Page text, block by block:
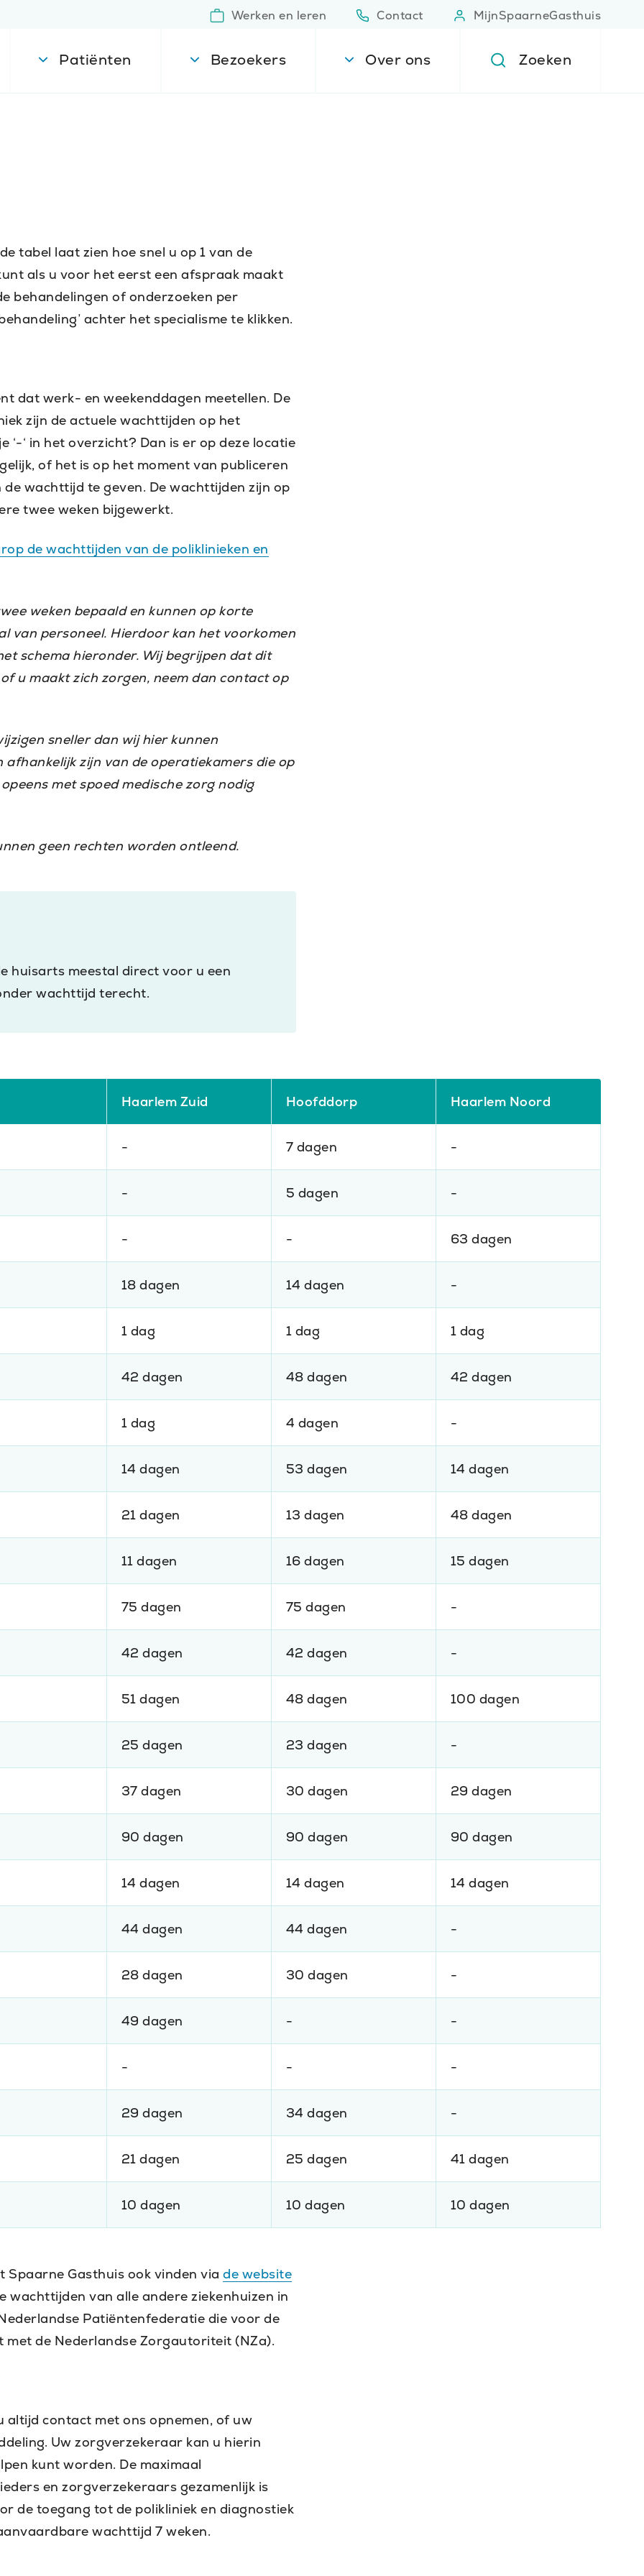
Patiënten Bezoekers Over ons Zoeken
Werken en leren
(Opent in nieuw venster)
Contact MijnSpaarneGasthuis
(Opent
tabel laat zien hoe snel u op 1 van de
als u voor het eerst een afspraak maakt
behandelingen of onderzoeken per
achter het specialisme te klikken.
dat werk- en weekenddagen meetellen. De
zijn de actuele wachttijden op het
‘ in het overzicht? Dan is er op deze locatie
of het is op het moment van publiceren
wachttijd te geven. De wachttijden zijn op
twee weken bijgewerkt.
de wachttijden van de poliklinieken en
weken bepaald en kunnen op korte
van personeel. Hierdoor kan het voorkomen
schema hieronder. Wij begrijpen dat dit
u maakt zich zorgen, neem dan contact op
sneller dan wij hier kunnen
zijn van de operatiekamers die op
met spoed medische zorg nodig
geen rechten worden ontleend.
huisarts meestal direct voor u een
wachttijd terecht.
Haarlem Zuid Hoofddorp Haarlem Noord
- 7 dagen -
- 5 dagen -
- - 63 dagen
18 dagen 14 dagen -
1 dag 1 dag 1 dag
42 dagen 48 dagen 42 dagen
1 dag 4 dagen -
14 dagen 53 dagen 14 dagen
21 dagen 13 dagen 48 dagen
11 dagen 16 dagen 15 dagen
75 dagen 75 dagen -
42 dagen 42 dagen -
51 dagen 48 dagen 100 dagen
25 dagen 23 dagen -
37 dagen 30 dagen 29 dagen
90 dagen 90 dagen 90 dagen
14 dagen 14 dagen 14 dagen
44 dagen 44 dagen -
28 dagen 30 dagen -
49 dagen - -
- - -
29 dagen 34 dagen -
21 dagen 25 dagen 41 dagen
10 dagen 10 dagen 10 dagen
Gasthuis ook vinden via de website
wachttijden van alle andere ziekenhuizen in
Patiëntenfederatie die voor de
de Nederlandse Zorgautoriteit (NZa).
contact met ons opnemen, of uw
Uw zorgverzekeraar kan u hierin
kunt worden. De maximaal
en zorgverzekeraars gezamenlijk is
de toegang tot de polikliniek en diagnostiek
wachttijd 7 weken.